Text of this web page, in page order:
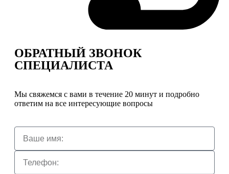
ОБРАТНЫЙ ЗВОНОК
СПЕЦИАЛИСТА
Мы свяжемся с вами в течение 20 минут и подробно
ответим на все интересующие вопросы